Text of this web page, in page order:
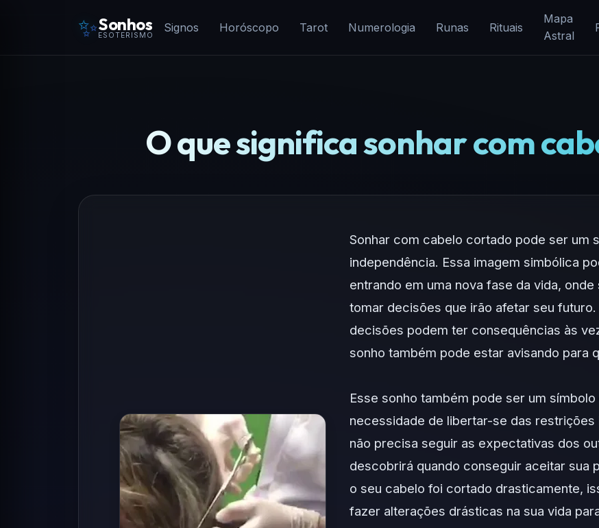
✨Sonhos
ESOTERISMO
Signos Horóscopo Tarot Numerologia Runas Rituais
Mapa
Astral
O que significa sonhar com
Sonhar com cabelo cortado pode ser um
independência. Essa imagem simbólica
entrando em uma nova fase da vida,
tomar decisões que irão afetar seu
decisões podem ter consequências às
sonho também pode estar avisando para
Esse sonho também pode ser um
necessidade de libertar-se das
não precisa seguir as expectativas dos
descobrirá quando conseguir aceitar sua
o seu cabelo foi cortado drasticamente,
fazer alterações drásticas na sua vida